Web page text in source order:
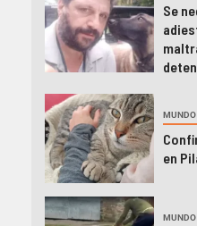
Se
en